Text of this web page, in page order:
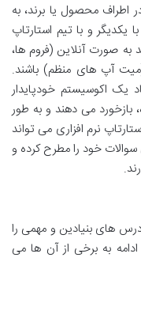
اطراف محصول یا برند، به
یکدیگر و با تیم استارتاپ
به صورت آنلاین (فروم ها،
آپ های منظم) باشند.
یک اکوسیستم خودپایدار
بازخورد می دهند و به طور
نرم افزاری می تواند
سوالات خود را مطرح کرده و
های بنیادین و مهمی را
ادامه به برخی از آن ها می